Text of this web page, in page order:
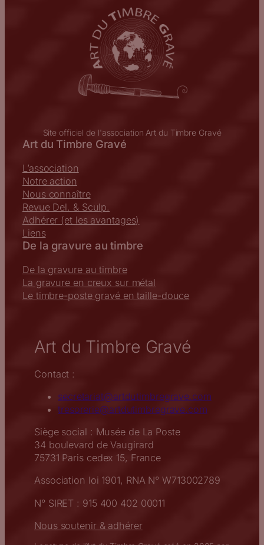
Site officiel de l'association Art du Timbre Gravé
Art du Timbre Gravé
L’association
Notre action
Nous connaître
Revue Del. & Sculp.
Adhérer (et les avantages)
Liens
De la gravure au timbre
De la gravure au timbre
La gravure en creux sur métal
Le timbre-poste gravé en taille-douce
Art du Timbre Gravé
Contact :
secretariat@artdutimbregrave.com
tresorerie@artdutimbregrave.com
Siège social : Musée de La Poste
34 boulevard de Vaugirard
75731 Paris cedex 15, France
Association loi 1901, RNA N° W713002789
N° SIRET : 915 400 402 00011
Nous soutenir & adhérer